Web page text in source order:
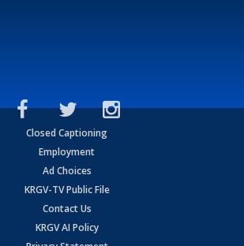
Closed Captioning
Employment
Ad Choices
KRGV-TV Public File
Contact Us
KRGV AI Policy